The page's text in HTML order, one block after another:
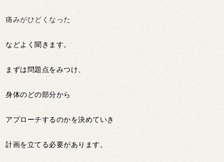
痛みがひどくなった
などよく聞きます。
まずは問題点をみつけ、
身体のどの部分から
アプローチするのかを決めていき
計画を立てる必要があります。